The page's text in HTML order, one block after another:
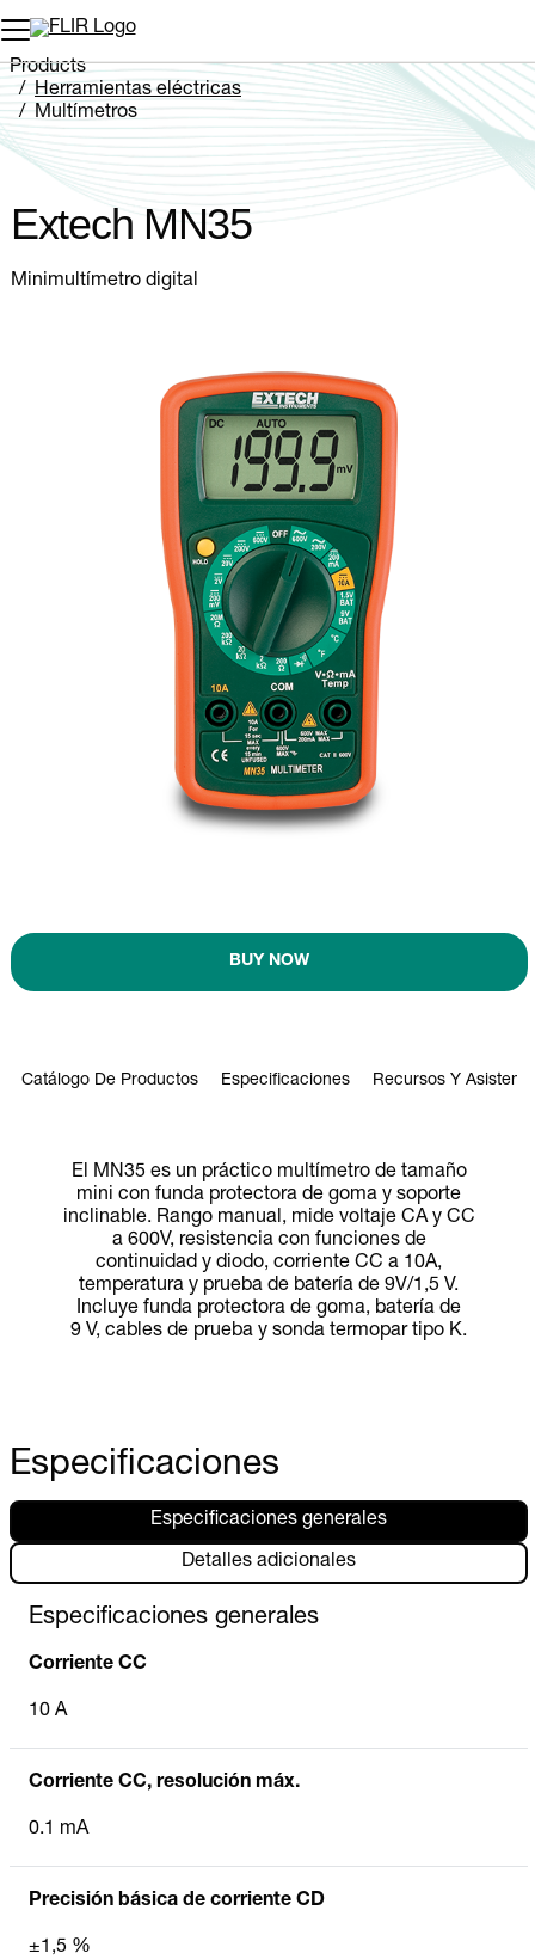
Products
Herramientas eléctricas
Multímetros
Extech MN35
Extech MN35
Minimultímetro digital
BUY NOW
Catálogo De Productos Especificaciones Recursos Y
El MN35 es un práctico multímetro de tamaño
mini con funda protectora de goma y soporte
inclinable. Rango manual, mide voltaje CA y CC
a 600V, resistencia con funciones de
continuidad y diodo, corriente CC a 10A,
temperatura y prueba de batería de 9V/1,5 V.
Incluye funda protectora de goma, batería de
9 V, cables de prueba y sonda termopar tipo K.
Especificaciones
Especificaciones generales
Detalles adicionales
Especificaciones generales
Corriente CC
10 A
Corriente CC, resolución máx.
0.1 mA
Precisión básica de corriente CD
±1,5 %